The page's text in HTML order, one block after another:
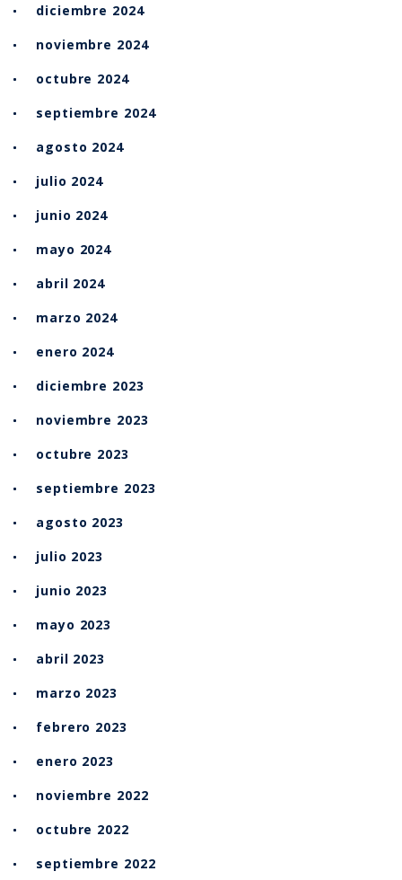
diciembre 2024
noviembre 2024
octubre 2024
septiembre 2024
agosto 2024
julio 2024
junio 2024
mayo 2024
abril 2024
marzo 2024
enero 2024
diciembre 2023
noviembre 2023
octubre 2023
septiembre 2023
agosto 2023
julio 2023
junio 2023
mayo 2023
abril 2023
marzo 2023
febrero 2023
enero 2023
noviembre 2022
octubre 2022
septiembre 2022